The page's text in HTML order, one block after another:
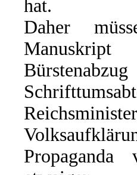
hat.
Daher
Propaganda